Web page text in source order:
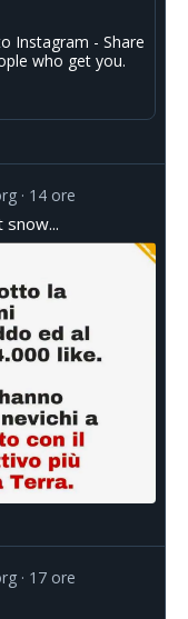
Instagram - Share
who get you.
14 ore
17 ore